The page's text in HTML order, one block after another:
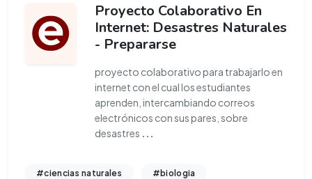
Proyecto Colaborativo En
Internet: Desastres Naturales
- Prepararse
proyecto colaborativo para trabajarlo en
internet con el cual los estudiantes
aprenden, intercambiando correos
electrónicos con sus pares, sobre
desastres ...
#ciencias naturales #biologia